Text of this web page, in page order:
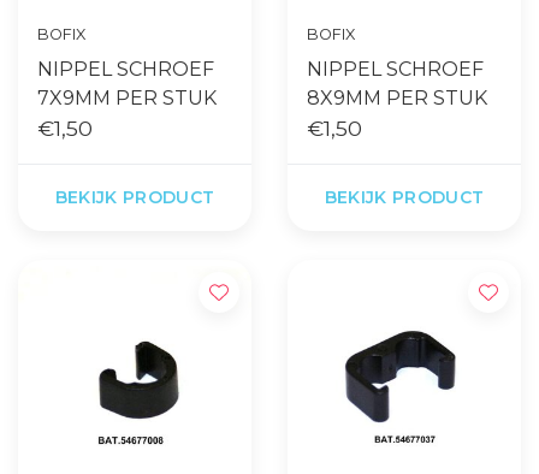
BOFIX
NIPPEL SCHROEF
7X9MM PER STUK
€1,50
BEKIJK PRODUCT
BOFIX
NIPPEL SCHROEF
8X9MM PER STUK
€1,50
BEKIJK PRODUCT